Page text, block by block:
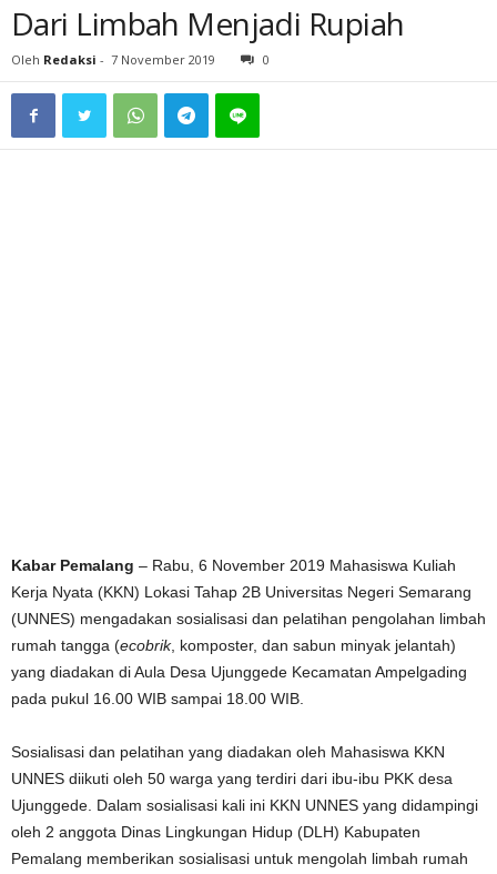
Dari Limbah Menjadi Rupiah
Oleh Redaksi - 7 November 2019 0
Kabar Pemalang – Rabu, 6 November 2019 Mahasiswa Kuliah
Kerja Nyata (KKN) Lokasi Tahap 2B Universitas Negeri Semarang
(UNNES) mengadakan sosialisasi dan pelatihan pengolahan limbah
rumah tangga (ecobrik, komposter, dan sabun minyak jelantah)
yang diadakan di Aula Desa Ujunggede Kecamatan Ampelgading
pada pukul 16.00 WIB sampai 18.00 WIB.
Sosialisasi dan pelatihan yang diadakan oleh Mahasiswa KKN
UNNES diikuti oleh 50 warga yang terdiri dari ibu-ibu PKK desa
Ujunggede. Dalam sosialisasi kali ini KKN UNNES yang didampingi
oleh 2 anggota Dinas Lingkungan Hidup (DLH) Kabupaten
Pemalang memberikan sosialisasi untuk mengolah limbah rumah